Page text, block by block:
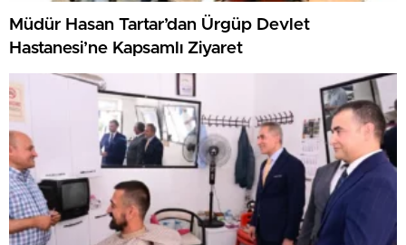
Müdür Hasan Tartar’dan Ürgüp Devlet
Hastanesi’ne Kapsamlı Ziyaret